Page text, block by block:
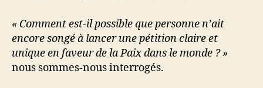
« Comment est-il possible que personne n’ait
encore songé à lancer une pétition claire et
unique en faveur de la Paix dans le monde ? »
nous sommes-nous interrogés.